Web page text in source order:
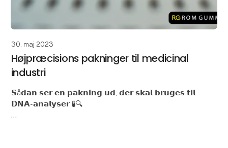
30. maj 2023
Højpræcisions pakninger til medicinal
industri
𝗦å𝗱𝗮𝗻 𝘀𝗲𝗿 𝗲𝗻 𝗽𝗮𝗸𝗻𝗶𝗻𝗴 𝘂𝗱, 𝗱𝗲𝗿 𝘀𝗸𝗮𝗹 𝗯𝗿𝘂𝗴𝗲𝘀 𝘁𝗶𝗹
𝗗𝗡𝗔-𝗮𝗻𝗮𝗹𝘆𝘀𝗲𝗿 🧪🔍